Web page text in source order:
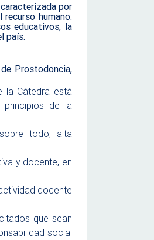
por
humano:
educativos, la
país.
Prostodoncia,
la Cátedra está
principios de la
todo, alta
y docente, en
docente
que sean
social